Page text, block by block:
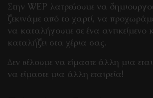
Στην WEP λατρεύουμε να
ξεκινάμε από το χαρτί, να
να καταλήγουμε σε ένα αντικείμενο
καταλήξει στα χέρια σας.
Δεν θέλουμε να είμαστε άλλη μια
να είμαστε μια άλλη εταιρεία!